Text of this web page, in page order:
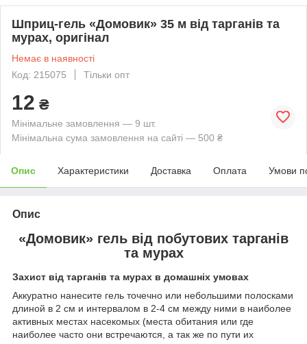
Шприц-гель «Домовик» 35 м від тарганів та
мурах, оригінал
Немає в наявності
Код: 215075
Тільки опт
12 ₴
Мінімальне замовлення — 9 шт.
Мінімальна сума замовлення на сайті — 500 ₴
Опис Характеристики Доставка Оплата Умови
Опис
«Домовик» гель від побутових тарганів
та мурах
Захист від тарганів та мурах в домашніх умовах
Аккуратно нанесите гель точечно или небольшими полосками
длиной в 2 см и интервалом в 2-4 см между ними в наиболее
активных местах насекомых (места обитания или где
наиболее часто они встречаются, а так же по пути их